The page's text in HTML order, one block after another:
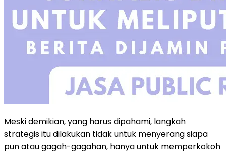
Meski demikian, yang harus dipahami, langkah
strategis itu dilakukan tidak untuk menyerang siapa
pun atau gagah-gagahan, hanya untuk memperkokoh